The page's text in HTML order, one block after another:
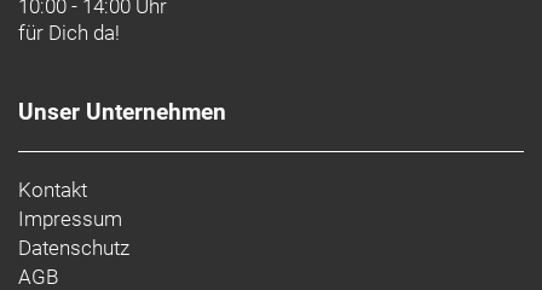
10:00 - 14:00 Uhr
für Dich da!
Unser Unternehmen
Kontakt
Impressum
Datenschutz
AGB